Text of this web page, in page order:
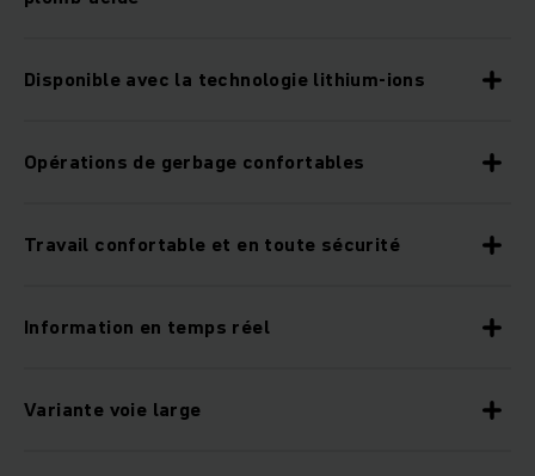
Disponible avec la technologie lithium-ions
Opérations de gerbage confortables
Travail confortable et en toute sécurité
Information en temps réel
Variante voie large